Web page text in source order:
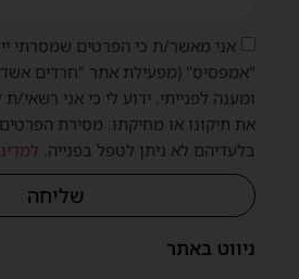
ניווט באתר
אני מאשר/ת כי הפרטים שמסרתי
"אמפסיס" (מפעילת אתר "חרדים
ומענה לפנייתי. ידוע לי כי אני רשאי/
את תיקונו או מחיקתו. מסירת
בלעדיהם לא ניתן לטפל בפנייה.
שליחה